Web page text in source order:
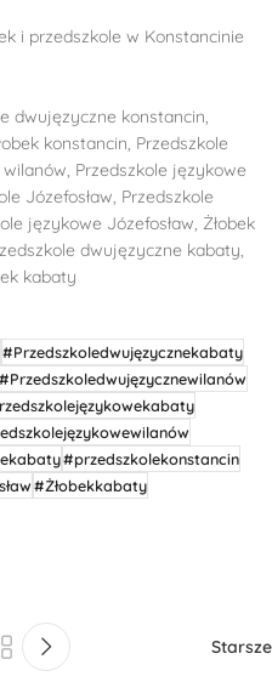
i przedszkole w Konstancinie
dwujęzyczne konstancin,
konstancin, Przedszkole
Przedszkole językowe
Józefosław, Przedszkole
językowe Józefosław, Żłobek
dwujęzyczne kabaty,
kabaty
#Przedszkoledwujęzycznekabaty
#Przedszkoledwujęzycznewilanów
#przedszkolekonstancin
#Żłobekkabaty
Starsze